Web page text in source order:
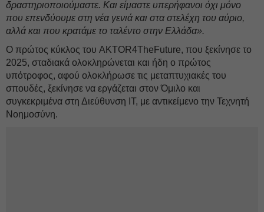
δραστηριοποιούμαστε. Και είμαστε υπερήφανοι όχι μόνο
που επενδύουμε στη νέα γενιά και στα στελέχη του αύριο,
αλλά και που κρατάμε το ταλέντο στην Ελλάδα».
Ο πρώτος κύκλος του AKTOR4TheFuture, που ξεκίνησε το
2025, σταδιακά ολοκληρώνεται και ήδη ο πρώτος
υπότροφος, αφού ολοκλήρωσε τις μεταπτυχιακές του
σπουδές, ξεκίνησε να εργάζεται στον Όμιλο και
συγκεκριμένα στη Διεύθυνση ΙΤ, με αντικείμενο την Τεχνητή
Νοημοσύνη.